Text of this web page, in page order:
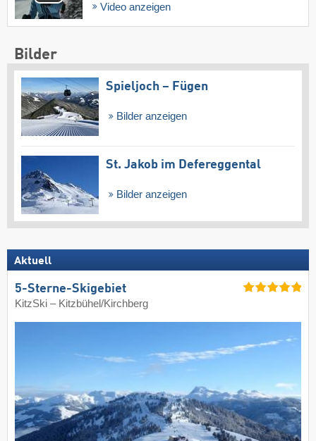
Video anzeigen
Bilder
Spieljoch – Fügen
Bilder anzeigen
St. Jakob im Defereggental
Bilder anzeigen
Aktuell
5-Sterne-Skigebiet
KitzSki – Kitzbühel/​Kirchberg